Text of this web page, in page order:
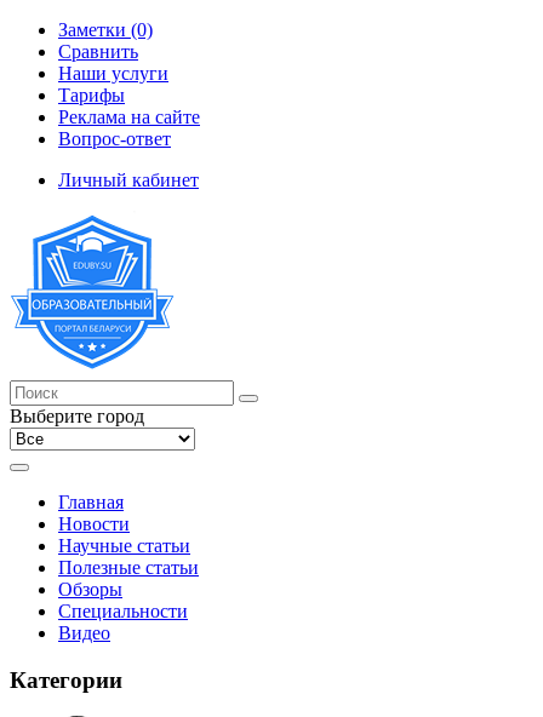
Заметки (0)
Сравнить
Наши услуги
Тарифы
Реклама на сайте
Вопрос-ответ
Личный кабинет
Выберите город
Главная
Новости
Научные статьи
Полезные статьи
Обзоры
Специальности
Видео
Категории